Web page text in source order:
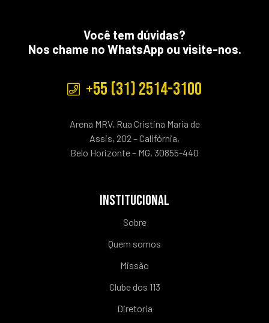
Você tem dúvidas?
Nos chame no WhatsApp ou visite-nos.
+55 (31) 2514-3100
Arena MRV, Rua Cristina Maria de
Assis, 202 – Califórnia,
Belo Horizonte – MG, 30855-440
INSTITUCIONAL
Sobre
Quem somos
Missão
Clube dos 113
Diretoria